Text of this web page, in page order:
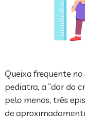
Queixa frequente
pediatra, a “dor do
pelo menos, três
de